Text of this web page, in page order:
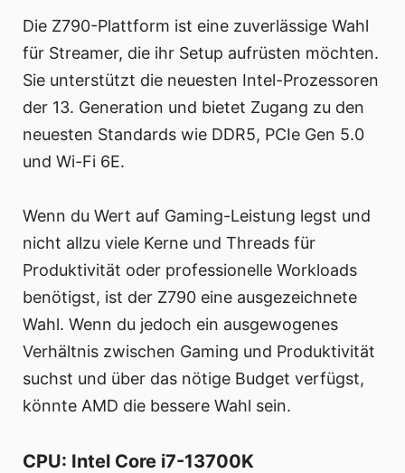
Die Z790-Plattform ist eine zuverlässige Wahl
für Streamer, die ihr Setup aufrüsten möchten.
Sie unterstützt die neuesten Intel-Prozessoren
der 13. Generation und bietet Zugang zu den
neuesten Standards wie DDR5, PCIe Gen 5.0
und Wi-Fi 6E.
Wenn du Wert auf Gaming-Leistung legst und
nicht allzu viele Kerne und Threads für
Produktivität oder professionelle Workloads
benötigst, ist der Z790 eine ausgezeichnete
Wahl. Wenn du jedoch ein ausgewogenes
Verhältnis zwischen Gaming und Produktivität
suchst und über das nötige Budget verfügst,
könnte AMD die bessere Wahl sein.
CPU: Intel Core i7-13700K